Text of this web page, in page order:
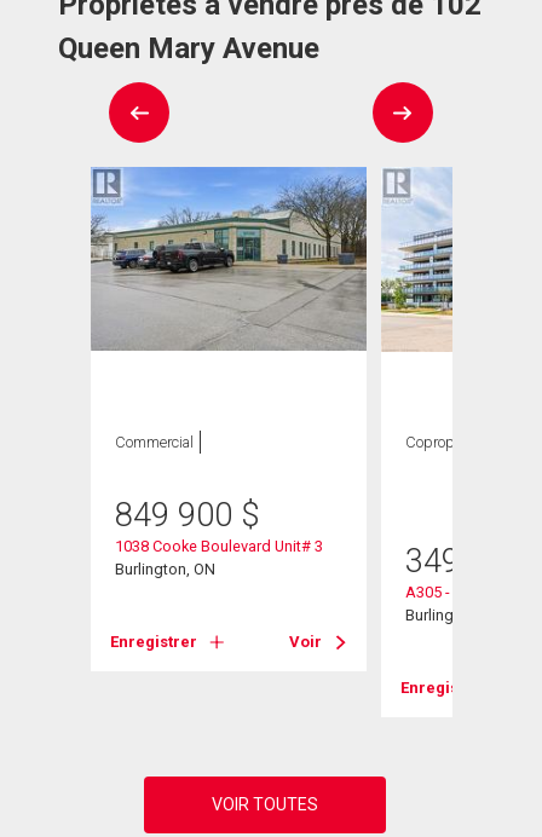
Queen Mary Avenue
Commercial
849 900 $
1038 Cooke Boulevard Unit# 3
Burlington, ON
Enregistrer Voir
Copropriété
349 900
A305 - 1117 Cooke
Burlington, ON
Enregistrer